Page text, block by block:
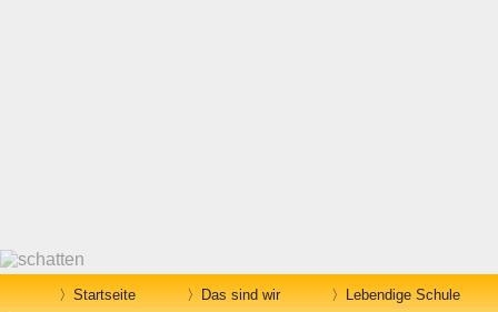
Startseite Das sind wir Lebendige Schule